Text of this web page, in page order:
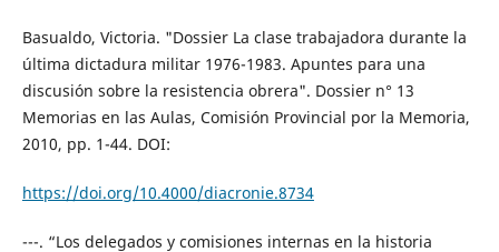
Basualdo, Victoria. "Dossier La clase trabajadora durante la
última dictadura militar 1976-1983. Apuntes para una
discusión sobre la resistencia obrera". Dossier n° 13
Memorias en las Aulas, Comisión Provincial por la Memoria,
2010, pp. 1-44. DOI:
https://doi.org/10.4000/diacronie.8734
---. “Los delegados y comisiones internas en la historia